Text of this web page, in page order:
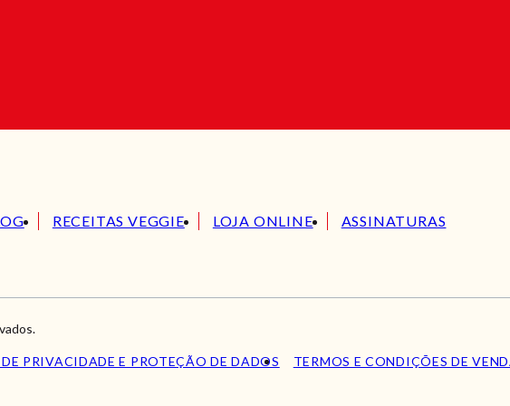
RECEITAS VEGGIE LOJA ONLINE ASSINATURAS
PRIVACIDADE E PROTEÇÃO DE DADOS TERMOS E CONDIÇÕES DE